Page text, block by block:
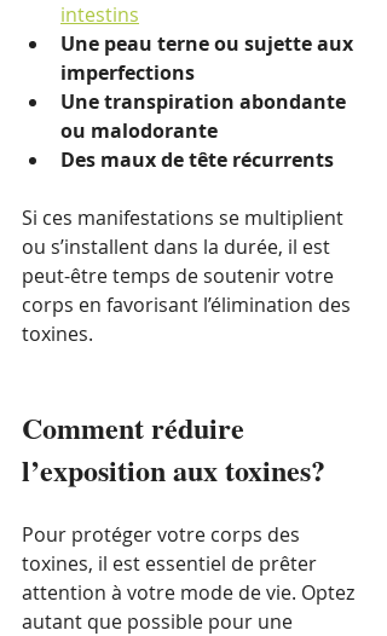
intestins
Une peau terne ou sujette aux
imperfections
Une transpiration abondante
ou malodorante
Des maux de tête récurrents
Si ces manifestations se multiplient
ou s’installent dans la durée, il est
peut-être temps de soutenir votre
corps en favorisant l’élimination des
toxines.
Comment réduire
l’exposition aux toxines?
Pour protéger votre corps des
toxines, il est essentiel de prêter
attention à votre mode de vie. Optez
autant que possible pour une